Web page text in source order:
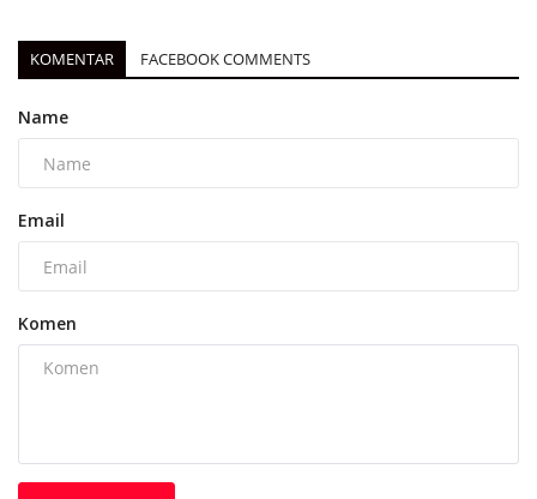
KOMENTAR FACEBOOK COMMENTS
Name
Email
Komen